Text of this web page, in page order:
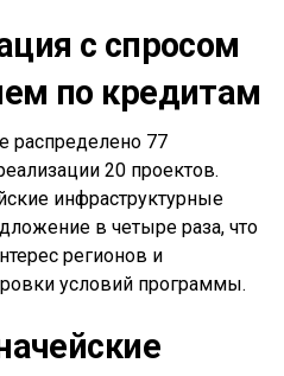
с спросом
по кредитам
распределено 77
20 проектов.
инфраструктурные
в четыре раза, что
регионов и
условий программы.